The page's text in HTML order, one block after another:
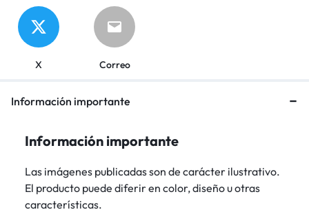
X Correo
Información importante
Información importante
Las imágenes publicadas son de carácter ilustrativo.
El producto puede diferir en color, diseño u otras
características.